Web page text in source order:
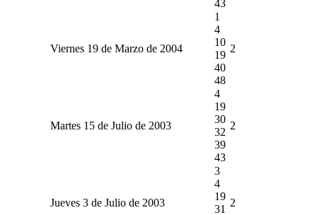
43
Viernes 19 de Marzo de 2004
1
4
10
19
40
48
2
Martes 15 de Julio de 2003
4
19
30
32
39
43
2
Jueves 3 de Julio de 2003
3
4
19
31
2